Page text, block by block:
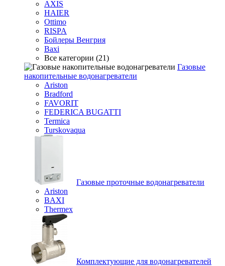
AXIS
HAIER
Ottimo
RISPA
Бойлеры Венгрия
Baxi
Все категории (21)
Газовые
накопительные водонагреватели
Ariston
Bradford
FAVORIT
FEDERICA BUGATTI
Termica
Turskovaqua
Газовые проточные водонагреватели
Ariston
BAXI
Thermex
Комплектующие для водонагревателей